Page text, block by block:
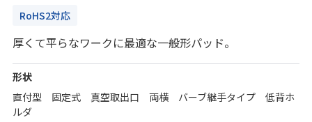
RoHS2対応
厚くて平らなワークに最適な一般形パッド。
形状
直付型 固定式 真空取出口 両横 バーブ継手タイプ 低背ホ
ルダ